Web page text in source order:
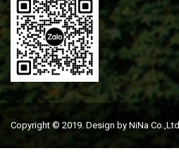
Copyright © 2019. Design by NiNa Co.,Ltd